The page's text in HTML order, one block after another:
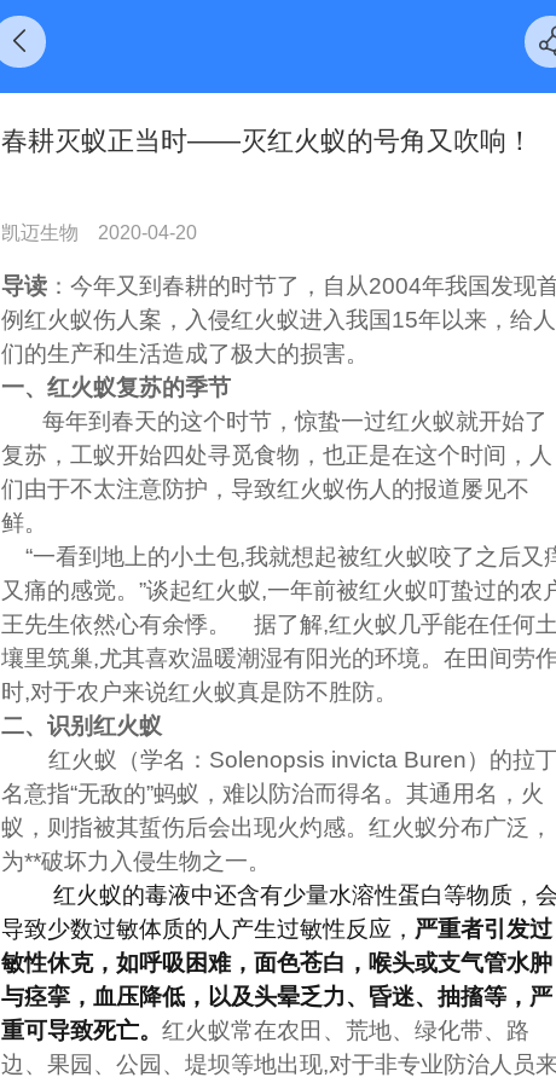
春耕灭蚁正当时——灭红火蚁的号角又吹响！
凯迈生物 2020-04-20
导读：今年又到春耕的时节了，自从2004年我国发现
例红火蚁伤人案，入侵红火蚁进入我国15年以来，给人
们的生产和生活造成了极大的损害。
一、红火蚁复苏的季节
每年到春天的这个时节，惊蛰一过红火蚁就开始了
复苏，工蚁开始四处寻觅食物，也正是在这个时间，人
们由于不太注意防护，导致红火蚁伤人的报道屡见不
鲜。
“一看到地上的小土包,我就想起被红火蚁咬了之后又
又痛的感觉。”谈起红火蚁,一年前被红火蚁叮蛰过的农
王先生依然心有余悸。
据了解,红火蚁几乎能在任何
壤里筑巢,尤其喜欢温暖潮湿有阳光的环境。在田间劳
时,对于农户来说红火蚁真是防不胜防。
二、识别红火蚁
红火蚁（学名：Solenopsis invicta Buren）的拉
名意指“无敌的”蚂蚁，难以防治而得名。其通用名，火
蚁，则指被其蜇伤后会出现火灼感。红火蚁分布广泛，
为**破坏力入侵生物之一。
红火蚁的毒液中还含有少量水溶性蛋白等物质，
导致少数过敏体质的人产生过敏性反应， 严重者引发过
敏性休克，如呼吸困难，面色苍白，喉头或支气管水肿
与痉挛，血压降低，以及头晕乏力、昏迷、抽搐等，严
重可导致死亡。 红火蚁常在农田、荒地、绿化带、路
边、果园、公园、堤坝等地出现,对于非专业防治人员